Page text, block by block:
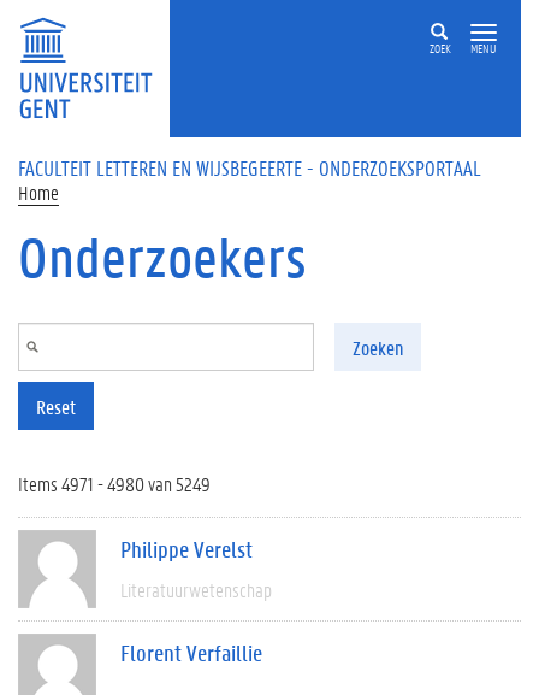
Overslaan en naar de inhoud gaan
ZOEK MENU
FACULTEIT LETTEREN EN WIJSBEGEERTE - ONDERZOEKSPORTAAL
Home
Onderzoekers
Zoeken
Reset
Items 4971 - 4980 van 5249
Philippe Verelst
Literatuurwetenschap
Florent Verfaillie